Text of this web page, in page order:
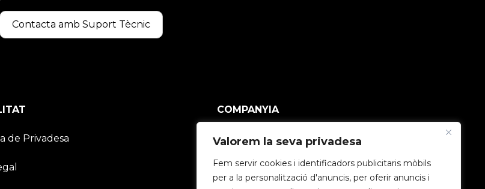
Valorem la seva privadesa
Fem servir cookies i identificadors publicitaris mòbils
per a la personalització d'anuncis, per oferir anuncis i
Contacta amb Suport Tècnic
de Privadesa
COMPANYIA
Comunitat V2C
Treballa amb nosaltres